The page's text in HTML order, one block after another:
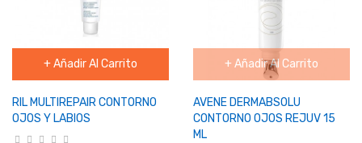
+ Añadir Al Carrito
RIL MULTIREPAIR CONTORNO
OJOS Y LABIOS
+ Añadir Al Carrito
AVENE DERMABSOLU
CONTORNO OJOS REJUV 15
ML